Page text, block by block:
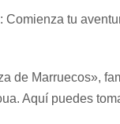
tu
de Marruecos»,
Aquí puedes